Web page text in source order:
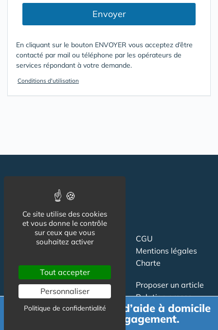
Envoyer
En cliquant sur le bouton ENVOYER vous acceptez d’être
contacté par mail ou téléphone par les opérateurs de
services répondant à votre demande.
Conditions d'utilisation
Suivez-nous
CGU
Mentions légales
Charte
Contact
Newsletter
Publicité
Proposer un article
Relation presse
Demande de devis d’aide à domicile
gratuit et sans engagement.
Ce site utilise des cookies
et vous donne le contrôle
sur ceux que vous
souhaitez activer
Tout accepter
Personnaliser
Politique de confidentialité